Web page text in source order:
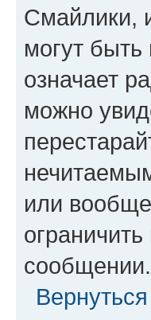
Смайлики,
могут
означает
можно
или
сообщении.